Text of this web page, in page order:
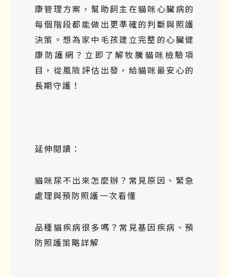
康管理方案，幫助飼主在貓咪心臟病的
每個階段都能做出更準確的判斷與照護
決策。想為家中毛孩建立完整的心臟健
康防護網？立即了解牧騰貓咪檢驗項
目 ，從風險評估出發，給貓咪最安心的
長期守護！
延伸閱讀：
貓咪尿不出來怎麼辦？常見原因、緊急
處理與預防照護一次看懂
品種貓疾病很多嗎？常見基因疾病、預
防照護策略詳解